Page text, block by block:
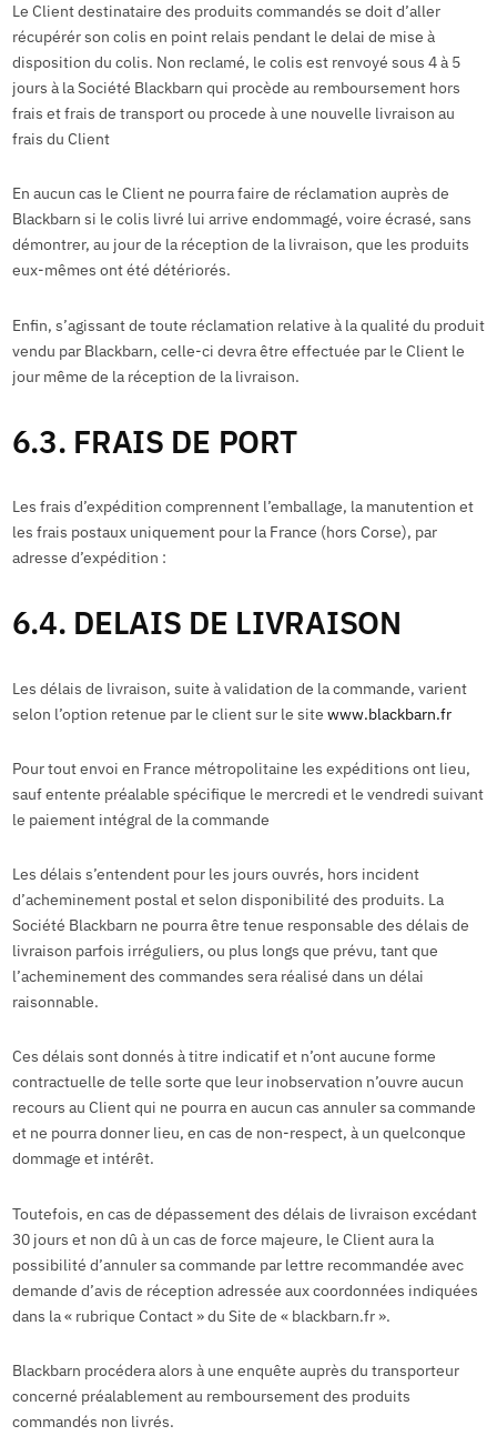
Le Client destinataire des produits commandés se doit d’aller
récupérér son colis en point relais pendant le delai de mise à
disposition du colis. Non reclamé, le colis est renvoyé sous 4 à 5
jours à la Société Blackbarn qui procède au remboursement hors
frais et frais de transport ou procede à une nouvelle livraison au
frais du Client
En aucun cas le Client ne pourra faire de réclamation auprès de
Blackbarn si le colis livré lui arrive endommagé, voire écrasé, sans
démontrer, au jour de la réception de la livraison, que les produits
eux-mêmes ont été détériorés.
Enfin, s’agissant de toute réclamation relative à la qualité du produit
vendu par Blackbarn, celle-ci devra être effectuée par le Client le
jour même de la réception de la livraison.
6.3. FRAIS DE PORT
Les frais d’expédition comprennent l’emballage, la manutention et
les frais postaux uniquement pour la France (hors Corse), par
adresse d’expédition :
6.4. DELAIS DE LIVRAISON
Les délais de livraison, suite à validation de la commande, varient
selon l’option retenue par le client sur le site www.blackbarn.fr
Pour tout envoi en France métropolitaine les expéditions ont lieu,
sauf entente préalable spécifique le mercredi et le vendredi suivant
le paiement intégral de la commande
Les délais s’entendent pour les jours ouvrés, hors incident
d’acheminement postal et selon disponibilité des produits. La
Société Blackbarn ne pourra être tenue responsable des délais de
livraison parfois irréguliers, ou plus longs que prévu, tant que
l’acheminement des commandes sera réalisé dans un délai
raisonnable.
Ces délais sont donnés à titre indicatif et n’ont aucune forme
contractuelle de telle sorte que leur inobservation n’ouvre aucun
recours au Client qui ne pourra en aucun cas annuler sa commande
et ne pourra donner lieu, en cas de non-respect, à un quelconque
dommage et intérêt.
Toutefois, en cas de dépassement des délais de livraison excédant
30 jours et non dû à un cas de force majeure, le Client aura la
possibilité d’annuler sa commande par lettre recommandée avec
demande d’avis de réception adressée aux coordonnées indiquées
dans la « rubrique Contact » du Site de « blackbarn.fr ».
Blackbarn procédera alors à une enquête auprès du transporteur
concerné préalablement au remboursement des produits
commandés non livrés.